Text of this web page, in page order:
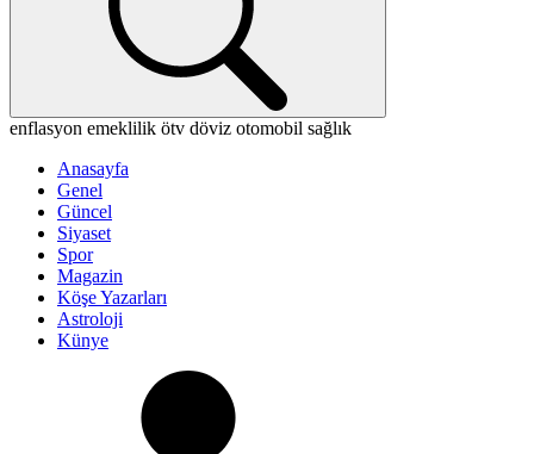
enflasyon emeklilik ötv döviz otomobil sağlık
Anasayfa
Genel
Güncel
Siyaset
Spor
Magazin
Köşe Yazarları
Astroloji
Künye